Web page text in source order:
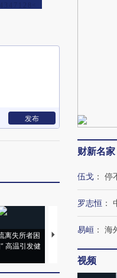
发布
离失所者困
高温引发健
视线｜HYROX的吸
心“花钱找虐”？
财新名家
伍戈 ： 停
罗志恒 ：
易峘 ： 海
视频